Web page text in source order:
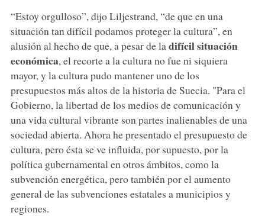
“Estoy orgulloso”, dijo Liljestrand, “de que en una
situación tan difícil podamos proteger la cultura”, en
alusión al hecho de que, a pesar de la difícil situación
económica, el recorte a la cultura no fue ni siquiera
mayor, y la cultura pudo mantener uno de los
presupuestos más altos de la historia de Suecia. "Para el
Gobierno, la libertad de los medios de comunicación y
una vida cultural vibrante son partes inalienables de una
sociedad abierta. Ahora he presentado el presupuesto de
cultura, pero ésta se ve influida, por supuesto, por la
política gubernamental en otros ámbitos, como la
subvención energética, pero también por el aumento
general de las subvenciones estatales a municipios y
regiones.